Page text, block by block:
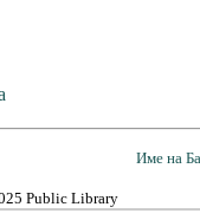
Име на
Public Library